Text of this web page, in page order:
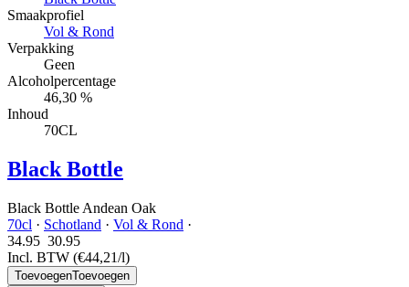
Smaakprofiel
Vol & Rond
Verpakking
Geen
Alcoholpercentage
46,30 %
Inhoud
70CL
Black Bottle
Black Bottle Andean Oak
70cl · Schotland · Vol & Rond ·
34.95 30.95
Incl. BTW (€44,21/l)
ToevoegenToevoegen